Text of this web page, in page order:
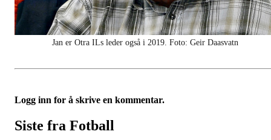
Jan er Otra ILs leder også i 2019. Foto: Geir Daasvatn
Logg inn for å skrive en kommentar.
Siste fra Fotball